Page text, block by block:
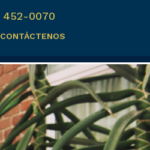
452-0070
CONTÁCTENOS